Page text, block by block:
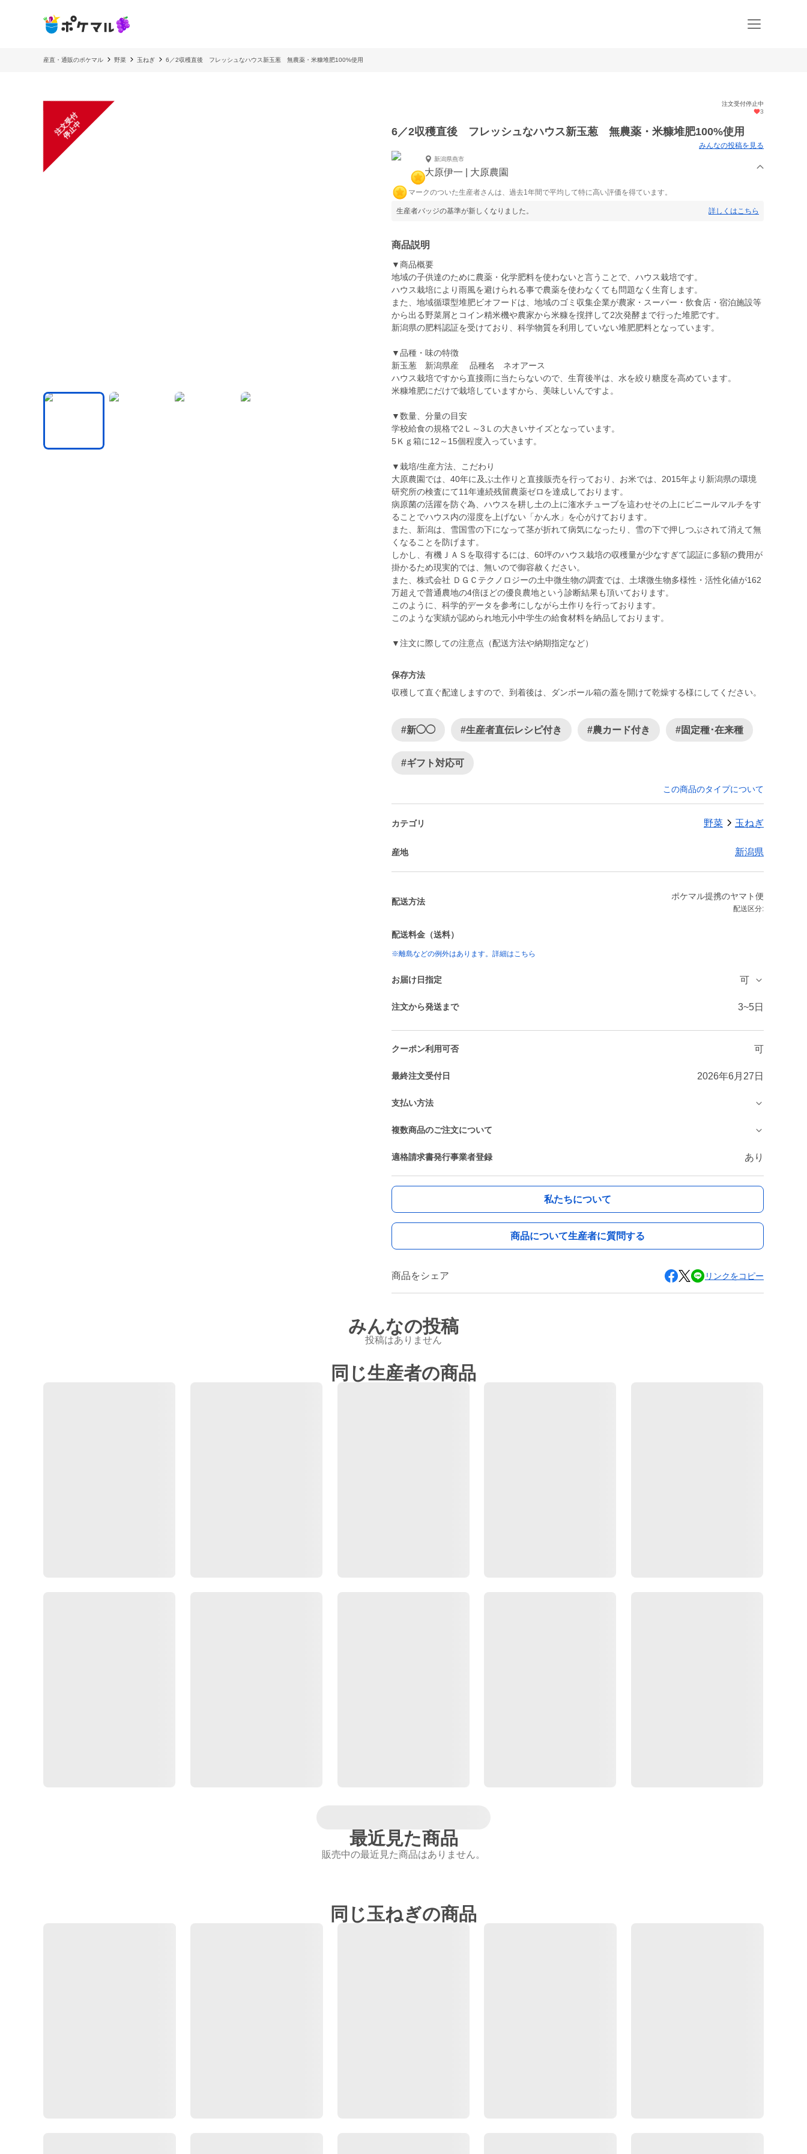
産直・通販のポケマル 野菜 玉ねぎ 6／2収穫直後 フレッシュなハウス新玉葱 無農薬・米糠堆肥100%使用
注
文
受
付
停
止
中
注文受付停止中
3
6／2収穫直後 フレッシュなハウス新玉葱 無農薬・米糠堆肥100%使用
みんなの投稿を見る
新潟県燕市
大原伊一 | 大原農園
マークのついた生産者さんは、過去1年間で平均して特に高い評価を得ています。
生産者バッジの基準が新しくなりました。 詳しくはこちら
商品説明
▼商品概要
地域の子供達のために農薬・化学肥料を使わないと言うことで、ハウス栽培です。
ハウス栽培により雨風を避けられる事で農薬を使わなくても問題なく生育します。
また、地域循環型堆肥ビオフードは、地域のゴミ収集企業が農家・スーパー・飲食店・宿泊施設等
から出る野菜屑とコイン精米機や農家から米糠を撹拌して2次発酵まで行った堆肥です。
新潟県の肥料認証を受けており、科学物質を利用していない堆肥肥料となっています。
▼品種・味の特徴
新玉葱 新潟県産 品種名 ネオアース
ハウス栽培ですから直接雨に当たらないので、生育後半は、水を絞り糖度を高めています。
米糠堆肥にだけで栽培していますから、美味しいんですよ。
▼数量、分量の目安
学校給食の規格で2Ｌ～3Ｌの大きいサイズとなっています。
5Ｋｇ箱に12～15個程度入っています。
▼栽培/生産方法、こだわり
大原農園では、40年に及ぶ土作りと直接販売を行っており、お米では、2015年より新潟県の環境
研究所の検査にて11年連続残留農薬ゼロを達成しております。
病原菌の活躍を防ぐ為、ハウスを耕し土の上に潅水チューブを這わせその上にビニールマルチをす
ることでハウス内の湿度を上げない「かん水」を心がけております。
また、新潟は、雪国雪の下になって茎が折れて病気になったり、雪の下で押しつぶされて消えて無
くなることを防げます。
しかし、有機ＪＡＳを取得するには、60坪のハウス栽培の収穫量が少なすぎて認証に多額の費用が
掛かるため現実的では、無いので御容赦ください。
また、株式会社 ＤＧＣテクノロジーの土中微生物の調査では、土壌微生物多様性・活性化値が162
万超えで普通農地の4倍ほどの優良農地という診断結果も頂いております。
このように、科学的データを参考にしながら土作りを行っております。
このような実績が認められ地元小中学生の給食材料を納品しております。
保存方法
収穫して直ぐ配達しますので、到着後は、ダンボール箱の蓋を開けて乾燥する様にしてください。
#新◯◯ #生産者直伝レシピ付き #農カード付き #固定種･在来種
#ギフト対応可
この商品のタイプについて
カテゴリ 野菜 玉ねぎ
産地 新潟県
配送方法
ポケマル提携のヤマト便
配送区分:
配送料金（送料）
※離島などの例外はあります。詳細はこちら
お届け日指定 可
注文から発送まで 3~5日
クーポン利用可否 可
最終注文受付日 2026年6月27日
支払い方法
複数商品のご注文について
適格請求書発行事業者登録 あり
私たちについて
商品について生産者に質問する
商品をシェア リンクをコピー
みんなの投稿
投稿はありません
同じ生産者の商品
最近見た商品
販売中の最近見た商品はありません。
同じ玉ねぎの商品